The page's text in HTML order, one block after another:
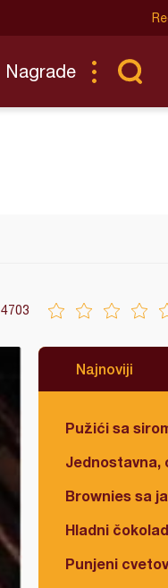
Nagrade
4703
Najnoviji
Pužići sa
Jednostavna,
Brownies sa
Hladni
Punjeni